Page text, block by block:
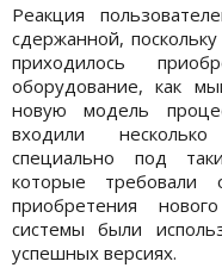
Реакция
сдержанной,
приходилось
оборудование, как
новую модель
входили
специально под
которые требовали
приобретения
системы были
успешных версиях.